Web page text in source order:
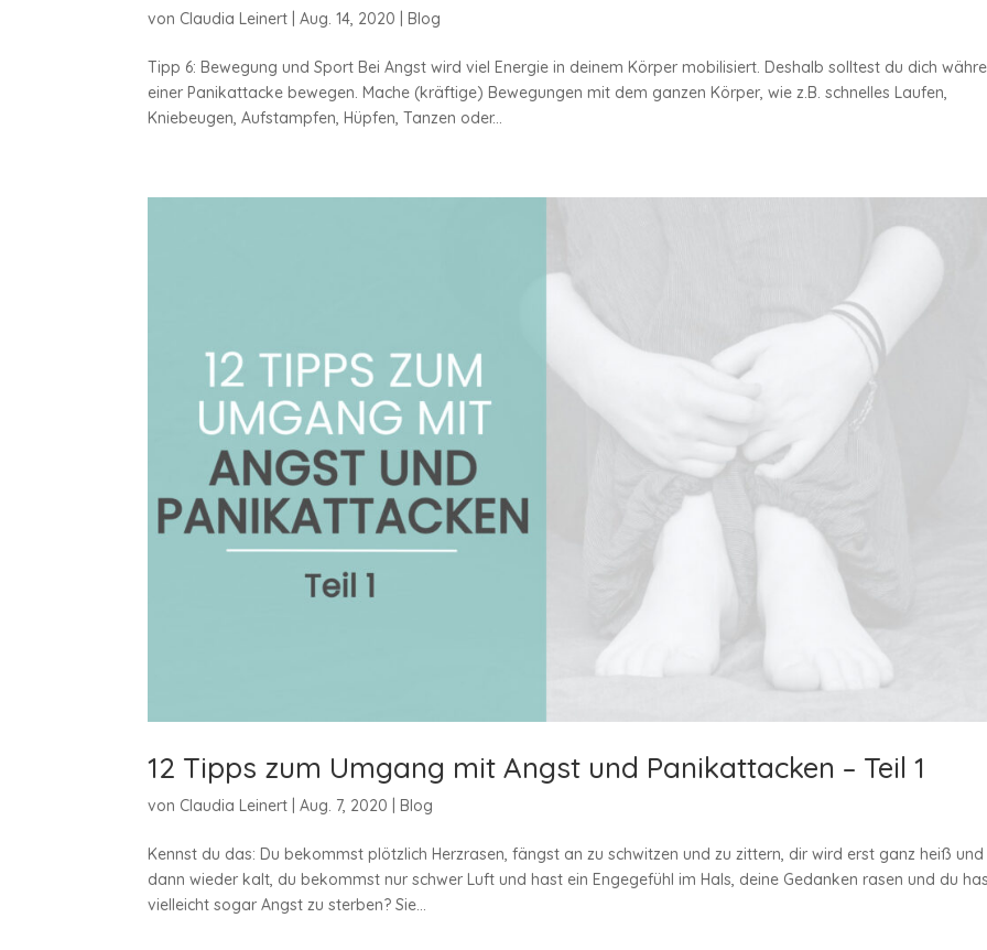
von Claudia Leinert |Aug. 14, 2020 |Blog
Tipp 6: Bewegung und Sport Bei Angst wird viel Energie in deinem Körper mobilisiert. Deshalb solltest du dich
einer Panikattacke bewegen. Mache (kräftige) Bewegungen mit dem ganzen Körper, wie z.B. schnelles Laufen,
Kniebeugen, Aufstampfen, Hüpfen, Tanzen oder...
12 Tipps zum Umgang mit Angst und Panikattacken – Teil 1
von Claudia Leinert |Aug. 7, 2020 Blog
Kennst du das: Du bekommst plötzlich Herzrasen, fängst an zu schwitzen und zu zittern, dir wird erst ganz heiß und
dann wieder kalt, du bekommst nur schwer Luft und hast ein Engegefühl im Hals, deine Gedanken rasen und du
vielleicht sogar Angst zu sterben? Sie...